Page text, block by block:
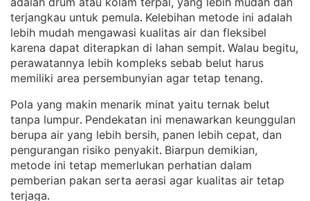
terjangkau untuk pemula. Kelebihan metode ini adalah
lebih mudah mengawasi kualitas air dan fleksibel
karena dapat diterapkan di lahan sempit. Walau begitu,
perawatannya lebih kompleks sebab belut harus
memiliki area persembunyian agar tetap tenang.
Pola yang makin menarik minat yaitu ternak belut
tanpa lumpur. Pendekatan ini menawarkan keunggulan
berupa air yang lebih bersih, panen lebih cepat, dan
pengurangan risiko penyakit. Biarpun demikian,
metode ini tetap memerlukan perhatian dalam
pemberian pakan serta aerasi agar kualitas air tetap
terjaga.